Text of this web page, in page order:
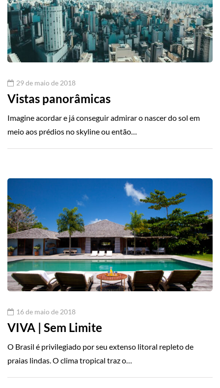
29 de maio de 2018
Vistas panorâmicas
Imagine acordar e já conseguir admirar o nascer do sol em
meio aos prédios no skyline ou então…
16 de maio de 2018
VIVA | Sem Limite
O Brasil é privilegiado por seu extenso litoral repleto de
praias lindas. O clima tropical traz o…